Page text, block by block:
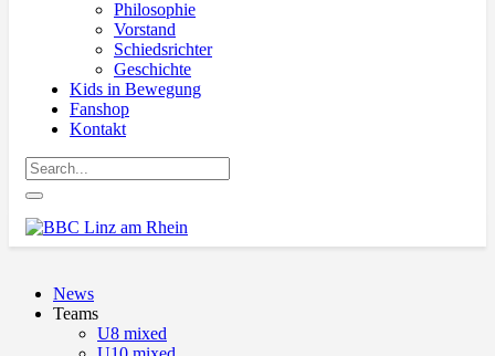
Philosophie
Vorstand
Schiedsrichter
Geschichte
Kids in Bewegung
Fanshop
Kontakt
News
Teams
U8 mixed